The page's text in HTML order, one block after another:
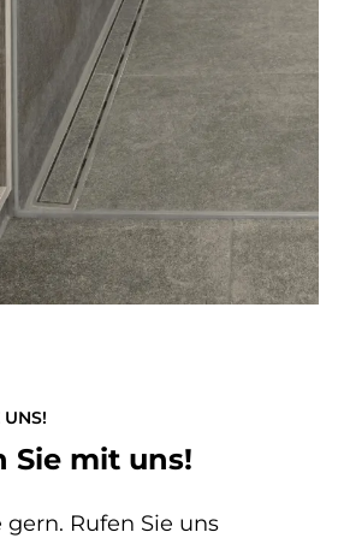
UNS!
Sie mit uns!
Rufen Sie uns